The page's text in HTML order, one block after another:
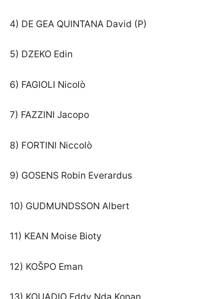
4) DE GEA QUINTANA David (P)
5) DZEKO Edin
6) FAGIOLI Nicolò
7) FAZZINI Jacopo
8) FORTINI Niccolò
9) GOSENS Robin Everardus
10) GUDMUNDSSON Albert
11) KEAN Moise Bioty
12) KOŠPO Eman